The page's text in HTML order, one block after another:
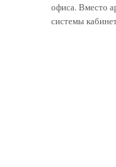
офиса. Вместо
системы